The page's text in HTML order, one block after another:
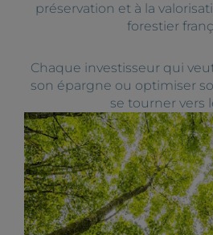
préservation et à la
forestier
Chaque investisseur qui
son épargne ou optimiser
se tourner vers